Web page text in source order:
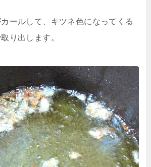
ールして、キツネ色になってくる
り出します。